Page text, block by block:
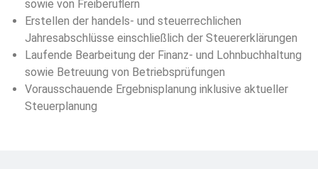
sowie von Freiberuflern
Erstellen der handels- und steuerrechlichen
Jahresabschlüsse einschließlich der Steuererklärungen
Laufende Bearbeitung der Finanz- und Lohnbuchhaltung
sowie Betreuung von Betriebsprüfungen
Vorausschauende Ergebnisplanung inklusive aktueller
Steuerplanung